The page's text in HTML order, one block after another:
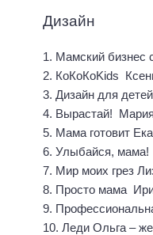
Дизайн
1. Мамский бизнес
2. КоКоКоKids
3. Дизайн для
4. Вырастай! Мария
5. Мама готовит
6. Улыбайся, мама!
7. Мир моих грез
8. Просто мама
9.
10. Леди Ольга –